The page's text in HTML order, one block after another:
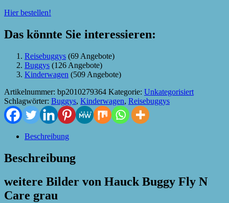
Hier bestellen!
Das könnte Sie interessieren:
Reisebuggys (69 Angebote)
Buggys (126 Angebote)
Kinderwagen (509 Angebote)
Artikelnummer: bp2010279364 Kategorie: Unkategorisiert
Schlagwörter: Buggys, Kinderwagen, Reisebuggys
Beschreibung
Beschreibung
weitere Bilder von Hauck Buggy Fly N
Care grau